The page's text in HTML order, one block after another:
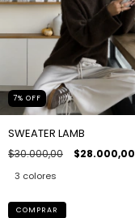
7% OFF
SWEATER LAMB
$30.000,00 $28.000,00
3 colores
COMPRAR